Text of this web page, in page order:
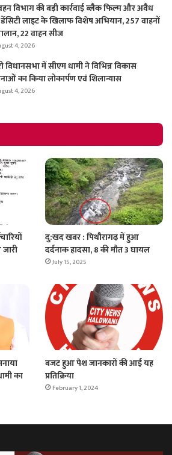
विभाग की बड़ी कार्रवाई ब्लैक फिल्म और अवैध
लाइट के खिलाफ विशेष अभियान, 257 वाहनों
22 वाहन सीज
4, 2026
विधानसभा में सीएम धामी ने विभिन्न विकास
का किया लोकार्पण एवं शिलान्यास
4, 2026
दु:खद खबर : पिथौरागढ़ में हुआ
दर्दनाक हादसा, 8 की मौत 3 घायल
July 15, 2025
का
बजट हुआ पेश जानकारों की आई यह
प्रतिक्रिया
February 1, 2024